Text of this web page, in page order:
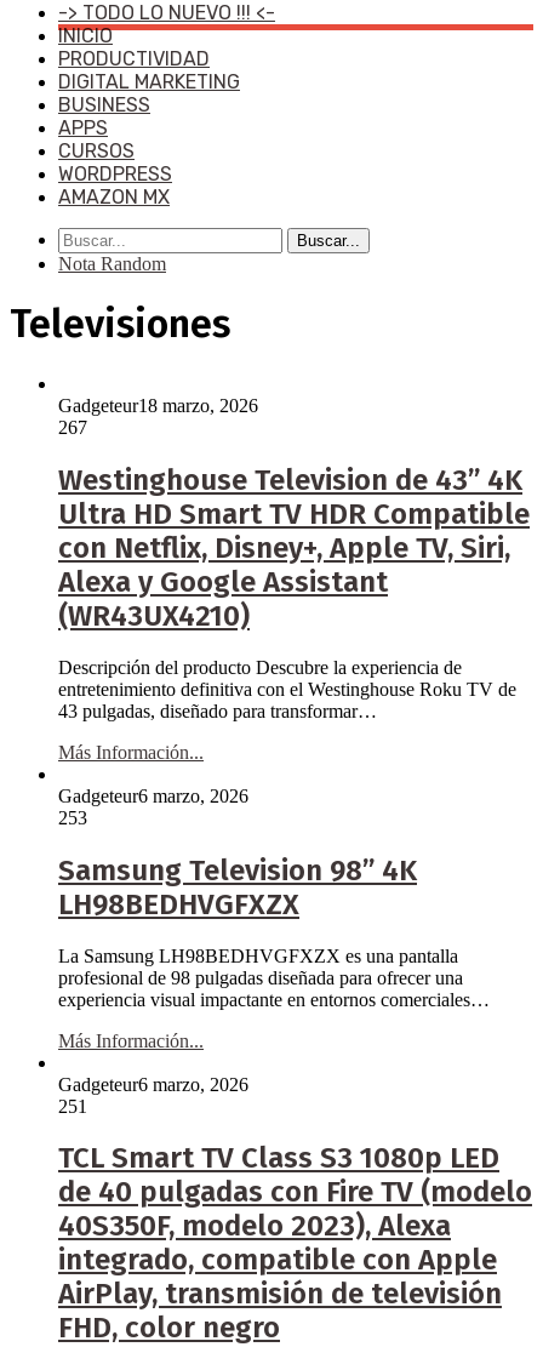
-> TODO LO NUEVO !!! <-
INICIO
PRODUCTIVIDAD
DIGITAL MARKETING
BUSINESS
APPS
CURSOS
WORDPRESS
AMAZON MX
Buscar...
Nota Random
Televisiones
Gadgeteur18 marzo, 2026
267
Westinghouse Television de 43” 4K
Ultra HD Smart TV HDR Compatible
con Netflix, Disney+, Apple TV, Siri,
Alexa y Google Assistant
(WR43UX4210)
Descripción del producto Descubre la experiencia de
entretenimiento definitiva con el Westinghouse Roku TV de
43 pulgadas, diseñado para transformar…
Más Información...
Gadgeteur6 marzo, 2026
253
Samsung Television 98” 4K
LH98BEDHVGFXZX
La Samsung LH98BEDHVGFXZX es una pantalla
profesional de 98 pulgadas diseñada para ofrecer una
experiencia visual impactante en entornos comerciales…
Más Información...
Gadgeteur6 marzo, 2026
251
TCL Smart TV Class S3 1080p LED
de 40 pulgadas con Fire TV (modelo
40S350F, modelo 2023), Alexa
integrado, compatible con Apple
AirPlay, transmisión de televisión
FHD, color negro